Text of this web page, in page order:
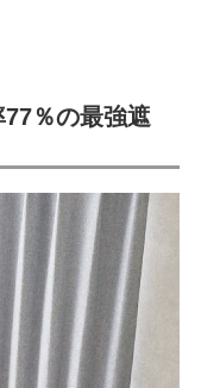
77％の最強遮